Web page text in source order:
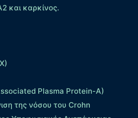
και καρκίνος.
Plasma Protein-A)
της νόσου του Crohn